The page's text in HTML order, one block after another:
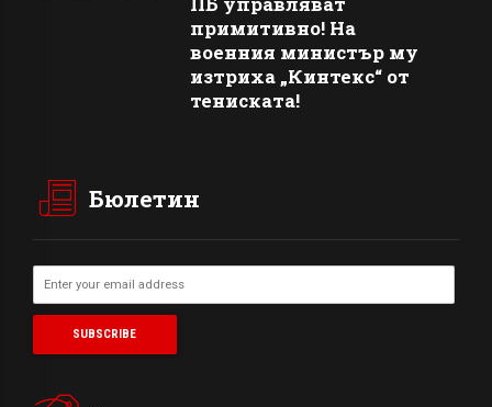
примитивно! На
военния министър му
изтриха „Кинтекс“ от
тениската!
Бюлетин